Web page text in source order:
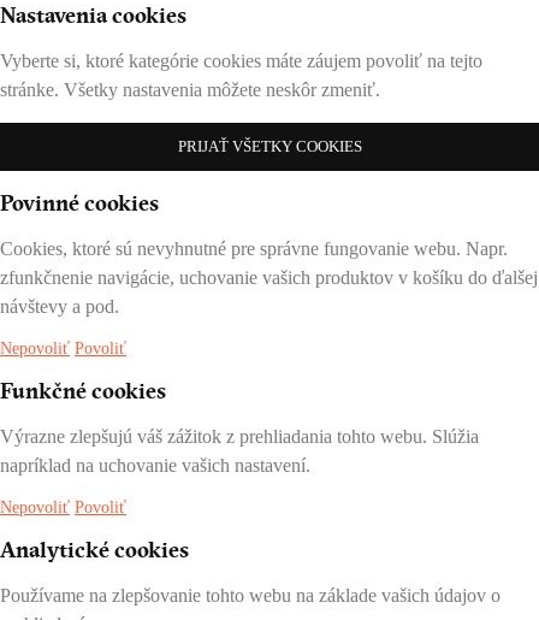
Nastavenia cookies
Vyberte si, ktoré kategórie cookies máte záujem povoliť na tejto
stránke. Všetky nastavenia môžete neskôr zmeniť.
PRIJAŤ VŠETKY COOKIES
Povinné cookies
Cookies, ktoré sú nevyhnutné pre správne fungovanie webu. Napr.
zfunkčnenie navigácie, uchovanie vašich produktov v košíku do ďalšej
návštevy a pod.
Nepovoliť Povoliť
Funkčné cookies
Výrazne zlepšujú váš zážitok z prehliadania tohto webu. Slúžia
napríklad na uchovanie vašich nastavení.
Nepovoliť Povoliť
Analytické cookies
Používame na zlepšovanie tohto webu na základe vašich údajov o